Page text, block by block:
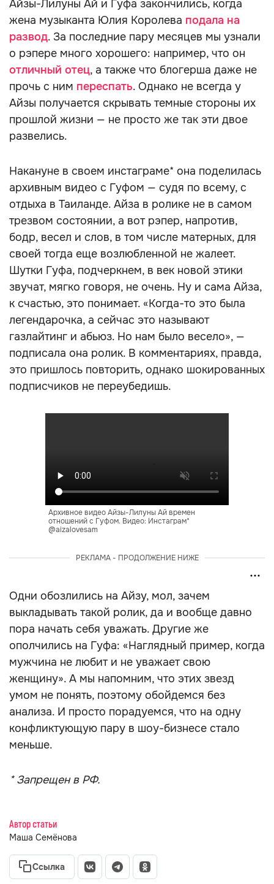
Айзы-Лилуны Ай и Гуфа закончились, когда
жена музыканта Юлия Королева подала на
развод. За последние пару месяцев мы узнали
о рэпере много хорошего: например, что он
отличный отец, а также что блогерша даже не
прочь с ним переспать. Однако не всегда у
Айзы получается скрывать темные стороны их
прошлой жизни — не просто же так эти двое
развелись.
Накануне в своем инстаграме* она поделилась
архивным видео с Гуфом — судя по всему, с
отдыха в Таиланде. Айза в ролике не в самом
трезвом состоянии, а вот рэпер, напротив,
бодр, весел и слов, в том числе матерных, для
своей тогда еще возлюбленной не жалеет.
Шутки Гуфа, подчеркнем, в век новой этики
звучат, мягко говоря, не очень. Ну и сама Айза,
к счастью, это понимает. «Когда-то это была
легендарочка, а сейчас это называют
газлайтинг и абьюз. Но нам было весело», —
подписала она ролик. В комментариях, правда,
это пришлось повторить, однако шокированных
подписчиков не переубедишь.
Архивное видео Айзы-Лилуны Ай времен
отношений с Гуфом. Видео: Инстаграм*
@aizalovesam
РЕКЛАМА - ПРОДОЛЖЕНИЕ НИЖЕ
Одни обозлились на Айзу, мол, зачем
выкладывать такой ролик, да и вообще давно
пора начать себя уважать. Другие же
ополчились на Гуфа: «Наглядный пример, когда
мужчина не любит и не уважает свою
женщину». А мы напомним, что этих звезд
умом не понять, поэтому обойдемся без
анализа. И просто порадуемся, что на одну
конфликтующую пару в шоу-бизнесе стало
меньше.
* Запрещен в РФ.
Автор статьи
Маша Семёнова
Ссылка